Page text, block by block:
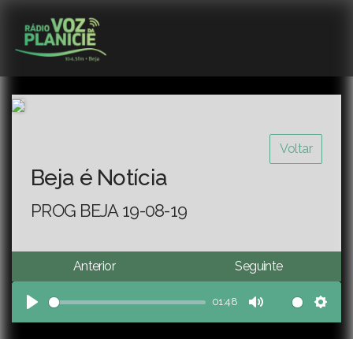
Voltar
Beja é Notícia
PROG BEJA 19-08-19
Anterior Seguinte
Play
01:48
Mute